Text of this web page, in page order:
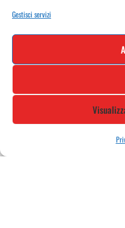
Gestisci servizi
Iscriviti alla nostra